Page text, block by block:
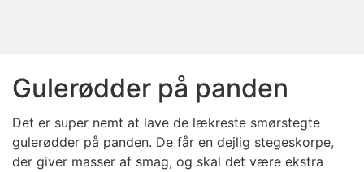
Gulerødder på panden
Det er super nemt at lave de lækreste smørstegte
gulerødder på panden. De får en dejlig stegeskorpe,
der giver masser af smag, og skal det være ekstra